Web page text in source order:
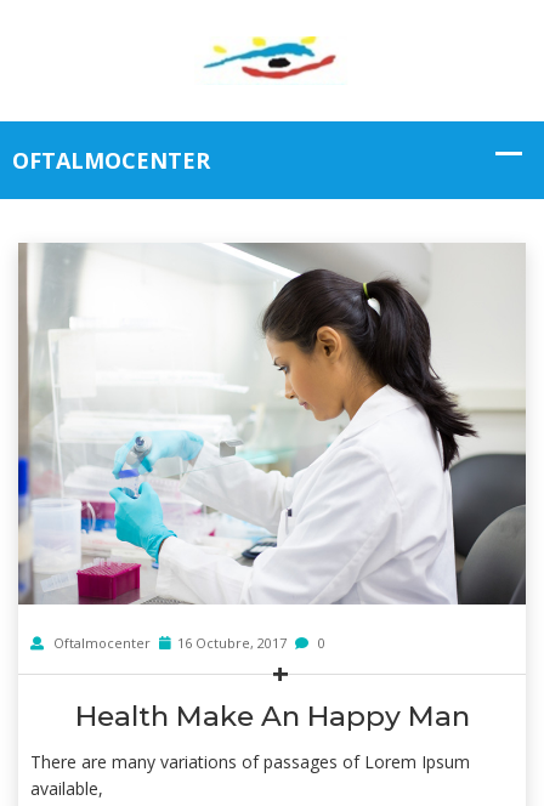
Oftalmocenter 16 Octubre, 2017 0
Health Make An Happy Man
There are many variations of passages of Lorem Ipsum
available,